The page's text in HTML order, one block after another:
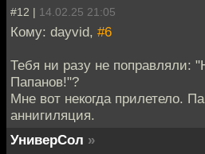
#12 | 14.02.25 21:05
Кому: dayvid, #6
Тебя ни разу не поправляли:
Папанов!"?
Мне вот некогда прилетело.
аннигиляция.
УниверСол »